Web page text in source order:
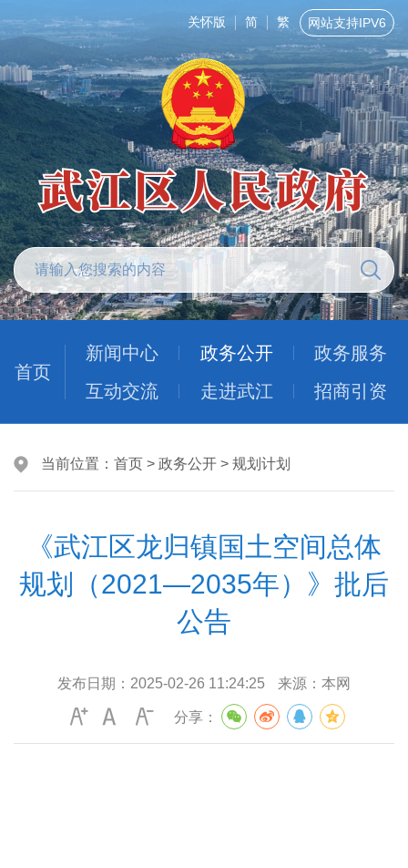
关怀版 简 繁 网站支持IPV6
首页
新闻中心 政务公开
政务服务
互动交流
走进武江 招商引资
当前位置： 首页 > 政务公开 > 规划计划
《武江区龙归镇国土空间总体
规划（2021—2035年）》批后
公告
发布日期： 2025-02-26 11:24:25 来源： 本网
分享：